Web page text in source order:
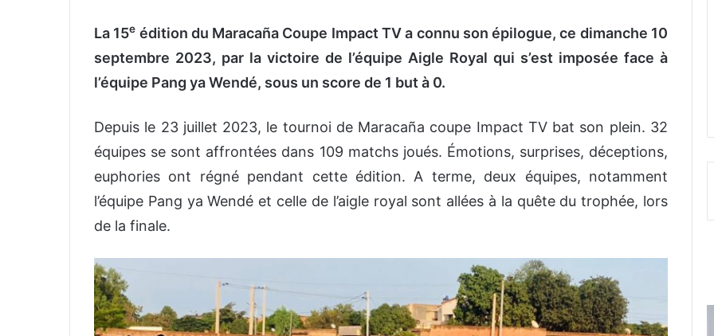
La 15e édition du Maracaña Coupe Impact TV a connu son épilogue, ce dimanche 10
septembre 2023, par la victoire de l’équipe Aigle Royal qui s’est imposée face à
l’équipe Pang ya Wendé, sous un score de 1 but à 0.
Depuis le 23 juillet 2023, le tournoi de Maracaña coupe Impact TV bat son plein. 32
équipes se sont affrontées dans 109 matchs joués. Émotions, surprises, déceptions,
euphories ont régné pendant cette édition. A terme, deux équipes, notamment
l’équipe Pang ya Wendé et celle de l’aigle royal sont allées à la quête du trophée, lors
de la finale.